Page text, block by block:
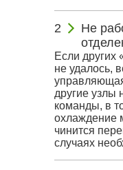
Не
Если других
не удалось,
другие узлы
команды, в
охлаждение
чинится
случаях